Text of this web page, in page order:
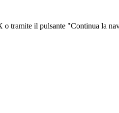
o tramite il pulsante "Continua la